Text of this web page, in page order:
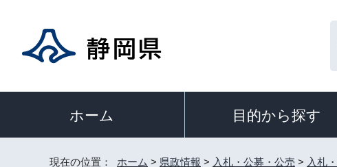
ホーム 目的から探す
現在の位置： ホーム > 県政情報 > 入札・公募・公売 > 入札